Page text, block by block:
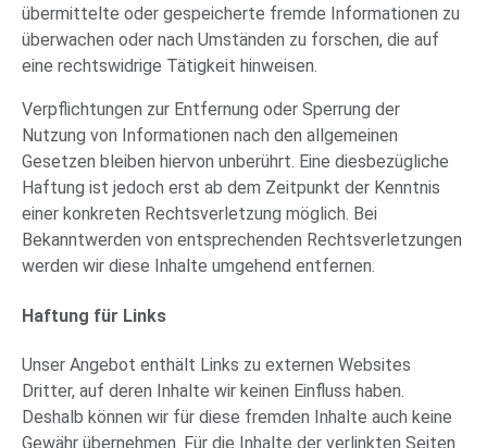
übermittelte oder gespeicherte fremde Informationen zu
überwachen oder nach Umständen zu forschen, die auf
eine rechtswidrige Tätigkeit hinweisen.
Verpflichtungen zur Entfernung oder Sperrung der
Nutzung von Informationen nach den allgemeinen
Gesetzen bleiben hiervon unberührt. Eine diesbezügliche
Haftung ist jedoch erst ab dem Zeitpunkt der Kenntnis
einer konkreten Rechtsverletzung möglich. Bei
Bekanntwerden von entsprechenden Rechtsverletzungen
werden wir diese Inhalte umgehend entfernen.
Haftung für Links
Unser Angebot enthält Links zu externen Websites
Dritter, auf deren Inhalte wir keinen Einfluss haben.
Deshalb können wir für diese fremden Inhalte auch keine
Gewähr übernehmen. Für die Inhalte der verlinkten Seiten